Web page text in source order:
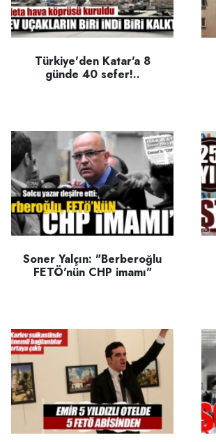
Türkiye'den Katar'a 8
günde 40 sefer!..
Soner Yalçın: "Berberoğlu
FETÖ'nün CHP imamı"